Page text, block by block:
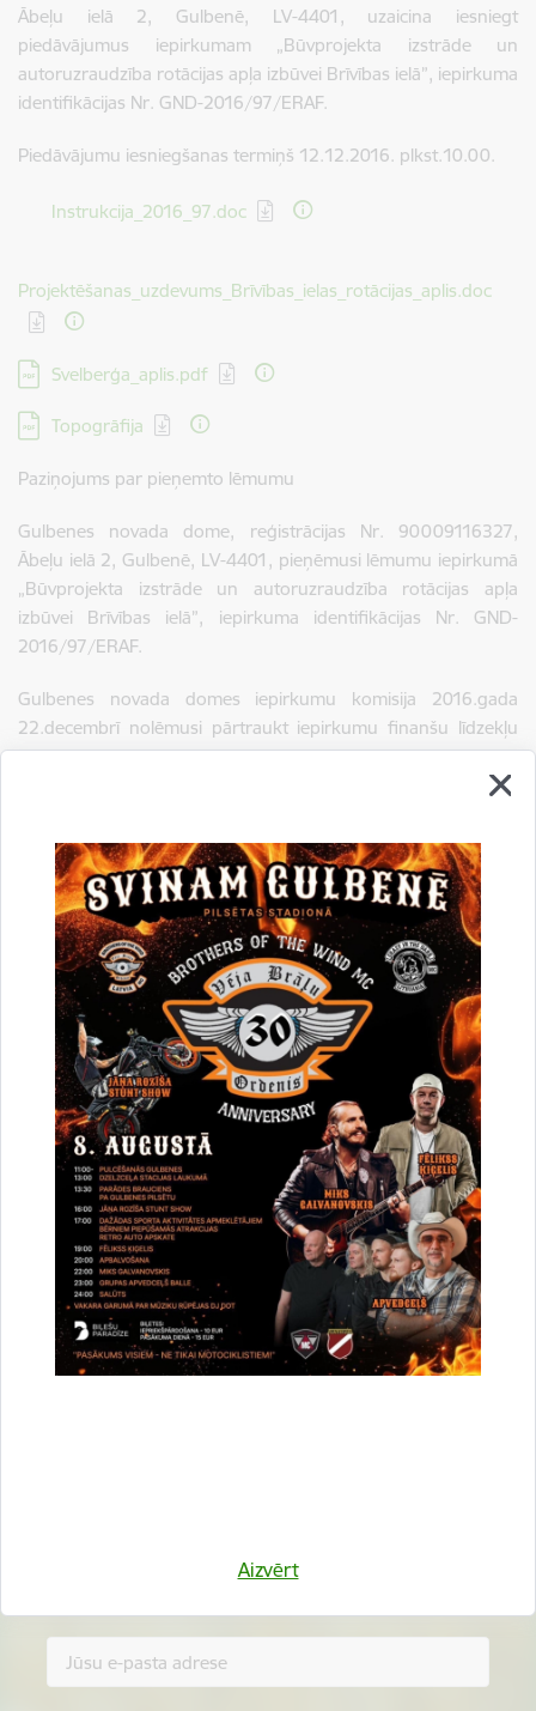
Aizvērt
Ābeļu ielā 2, Gulbenē, LV-4401, uzaicina iesniegt
piedāvājumus iepirkumam „Būvprojekta izstrāde un
autoruzraudzība rotācijas apļa izbūvei Brīvības ielā”, iepirkuma
identifikācijas Nr. GND-2016/97/ERAF.
Piedāvājumu iesniegšanas termiņš 12.12.2016. plkst.10.00.
Lejupielādēt:
Instrukcija_2016_97.doc
Projektēšanas_uzdevums_Brīvības_ielas_rotācijas_aplis.doc
Lejupielādēt:
Svelberģa_aplis.pdf
Lejupielādēt:
Topogrāfija
Paziņojums par pieņemto lēmumu
Gulbenes novada dome, reģistrācijas Nr. 90009116327,
Ābeļu ielā 2, Gulbenē, LV-4401, pieņēmusi lēmumu iepirkumā
„Būvprojekta izstrāde un autoruzraudzība rotācijas apļa
izbūvei Brīvības ielā”, iepirkuma identifikācijas Nr. GND-
2016/97/ERAF.
Gulbenes novada domes iepirkumu komisija 2016.gada
22.decembrī nolēmusi pārtraukt iepirkumu finanšu līdzekļu
trūkuma dēļ.
Drukāt lapu
Dalīties
Vai šī informācija bija noderīga?